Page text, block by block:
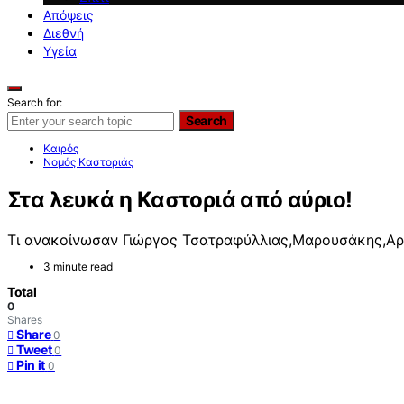
Απόψεις
Διεθνή
Υγεία
Search for:
Search
Καιρός
Νομός Καστοριάς
Στα λευκά η Καστοριά από αύριο!
Τι ανακοίνωσαν Γιώργος
3 minute read
Total
0
Shares
Share 0
Tweet 0
Pin it 0